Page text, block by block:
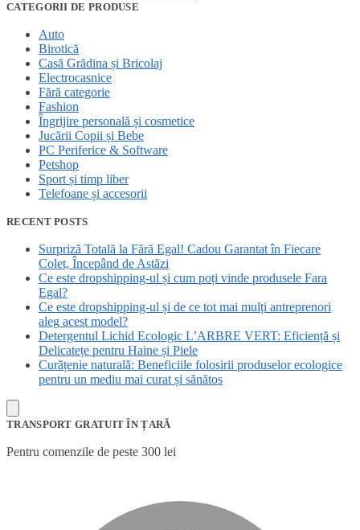
CATEGORII DE PRODUSE
Auto
Birotică
Casă Grădina și Bricolaj
Electrocasnice
Fără categorie
Fashion
Îngrijire personală și cosmetice
Jucării Copii și Bebe
PC Periferice & Software
Petshop
Sport și timp liber
Telefoane și accesorii
RECENT POSTS
Surpriză Totală la Fără Egal! Cadou Garantat în Fiecare
Colet, Începând de Astăzi
Ce este dropshipping-ul și cum poți vinde produsele Fara
Egal?
Ce este dropshipping-ul și de ce tot mai mulți antreprenori
aleg acest model?
Detergentul Lichid Ecologic L’ARBRE VERT: Eficiență și
Delicatețe pentru Haine și Piele
Curățenie naturală: Beneficiile folosirii produselor ecologice
pentru un mediu mai curat și sănătos
TRANSPORT GRATUIT ÎN ȚARĂ
Pentru comenzile de peste 300 lei